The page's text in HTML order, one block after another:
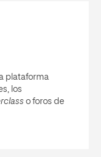
plataforma
los
o foros de